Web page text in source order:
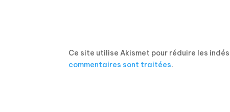
Ce site utilise Akismet pour réduire les
commentaires sont traitées.